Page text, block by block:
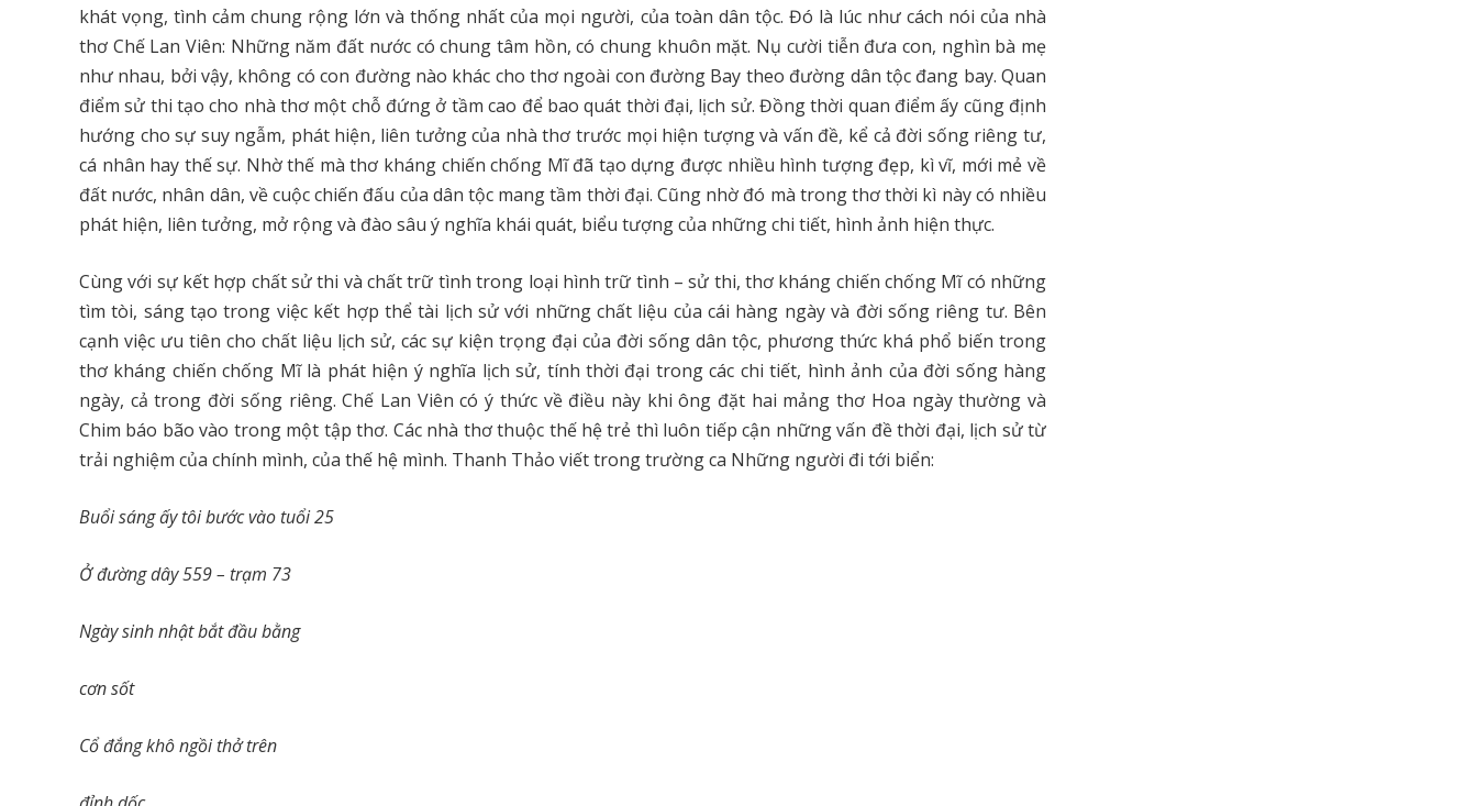
khát vọng, tình cảm chung rộng lớn và thống nhất của mọi người, của toàn dân tộc. Đó là lúc như cách nói của nhà
thơ Chế Lan Viên: Những năm đất nước có chung tâm hồn, có chung khuôn mặt. Nụ cười tiễn đưa con, nghìn bà mẹ
như nhau, bởi vậy, không có con đường nào khác cho thơ ngoài con đường Bay theo đường dân tộc đang bay. Quan
điểm sử thi tạo cho nhà thơ một chỗ đứng ở tầm cao để bao quát thời đại, lịch sử. Đồng thời quan điểm ấy cũng định
hướng cho sự suy ngẫm, phát hiện, liên tưởng của nhà thơ trước mọi hiện tượng và vấn đề, kể cả đời sống riêng tư,
cá nhân hay thế sự. Nhờ thế mà thơ kháng chiến chống Mĩ đã tạo dựng được nhiều hình tượng đẹp, kì vĩ, mới mẻ về
đất nước, nhân dân, về cuộc chiến đấu của dân tộc mang tầm thời đại. Cũng nhờ đó mà trong thơ thời kì này có nhiều
phát hiện, liên tưởng, mở rộng và đào sâu ý nghĩa khái quát, biểu tượng của những chi tiết, hình ảnh hiện thực.
Cùng với sự kết hợp chất sử thi và chất trữ tình trong loại hình trữ tình – sử thi, thơ kháng chiến chống Mĩ có những
tìm tòi, sáng tạo trong việc kết hợp thể tài lịch sử với những chất liệu của cái hàng ngày và đời sống riêng tư. Bên
cạnh việc ưu tiên cho chất liệu lịch sử, các sự kiện trọng đại của đời sống dân tộc, phương thức khá phổ biến trong
thơ kháng chiến chống Mĩ là phát hiện ý nghĩa lịch sử, tính thời đại trong các chi tiết, hình ảnh của đời sống hàng
ngày, cả trong đời sống riêng. Chế Lan Viên có ý thức về điều này khi ông đặt hai mảng thơ Hoa ngày thường và
Chim báo bão vào trong một tập thơ. Các nhà thơ thuộc thế hệ trẻ thì luôn tiếp cận những vấn đề thời đại, lịch sử từ
trải nghiệm của chính mình, của thế hệ mình. Thanh Thảo viết trong trường ca Những người đi tới biển:
Buổi sáng ấy tôi bước vào tuổi 25
Ở đường dây 559 – trạm 73
Ngày sinh nhật bắt đầu bằng
cơn sốt
Cổ đắng khô ngồi thở trên